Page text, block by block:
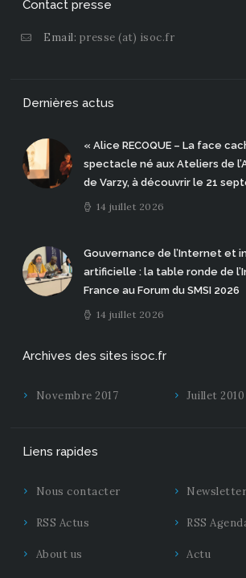
Contact presse
Email: presse (at) isoc.fr
Dernières actus
« Alice RECOQUE – La face
spectacle né aux Ateliers de
de Varzy, à découvrir le 21
14 juillet 2026
Gouvernance de l’Internet et
artificielle : la table ronde de
France au Forum du SMSI 2026
14 juillet 2026
Archives des sites isoc.fr
Novembre 2017 Juillet 2010
Liens rapides
Nous contacter
RSS Actus RSS
About us Actu